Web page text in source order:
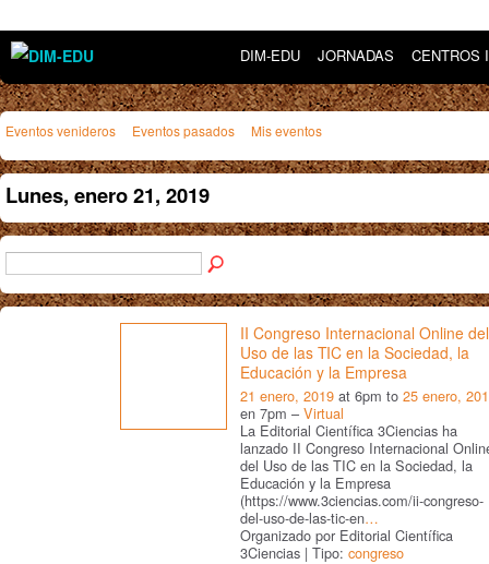
DIM-EDU JORNADAS CENTROS
Eventos venideros Eventos pasados Mis eventos
Lunes, enero 21, 2019
II Congreso Internacional Online del
Uso de las TIC en la Sociedad, la
Educación y la Empresa
21 enero, 2019 at 6pm to 25 enero,
en 7pm – Virtual
La Editorial Científica 3Ciencias ha
lanzado II Congreso Internacional
del Uso de las TIC en la Sociedad, la
Educación y la Empresa
(https://www.3ciencias.com/ii-congreso-
del-uso-de-las-tic-en…
Organizado por Editorial Científica
3Ciencias | Tipo: congreso